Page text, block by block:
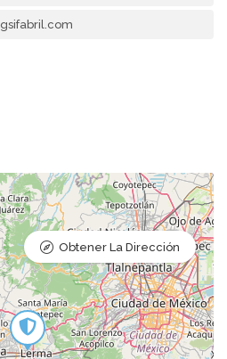
gsifabril.com
Obtener La Dirección